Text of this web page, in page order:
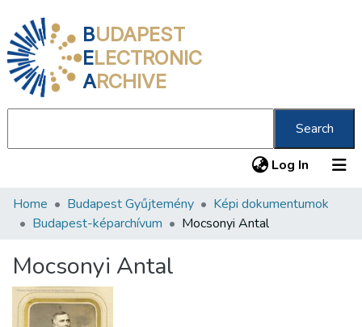
BUDAPEST
ELECTRONIC
ARCHIVE
Search
Log In (current)
Communities & Collections
Statistics
About us
Home Budapest Gyűjtemény
Képi dokumentumok
Budapest-képarchívum
Mocsonyi Antal
Mocsonyi Antal